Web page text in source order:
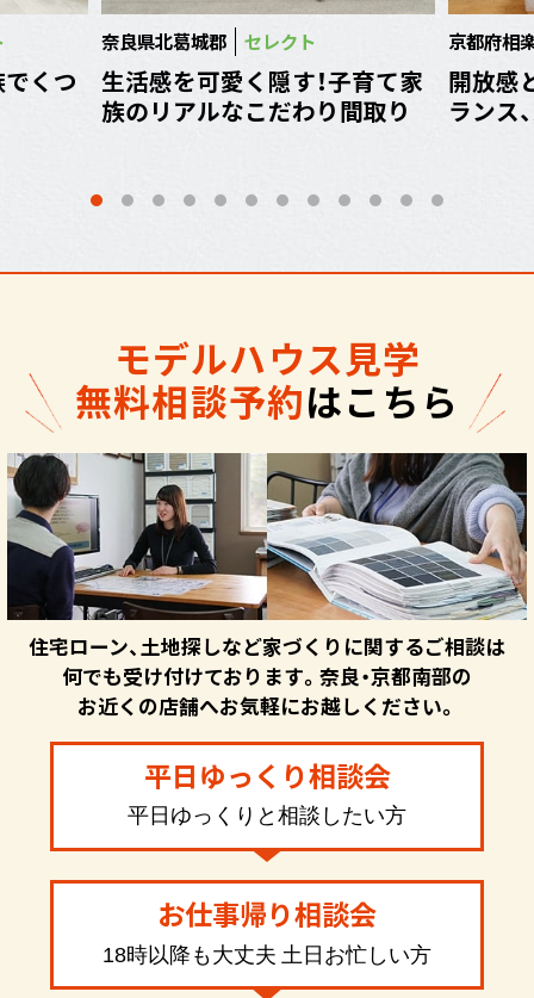
くつ
奈良県北葛城郡 セレクト
生活感を可愛く隠す！子育て家
族のリアルなこだわり間取り
京都府相
開放感
ランス
モデルハウス見学
無料相談予約はこちら
住宅ローン、土地探しなど家づくりに関するご相談は
何でも受け付けております。奈良・京都南部の
お近くの店舗へお気軽にお越しください。
平日ゆっくり相談会
平日ゆっくりと相談したい方
お仕事帰り相談会
18時以降も大丈夫 土日お忙しい方